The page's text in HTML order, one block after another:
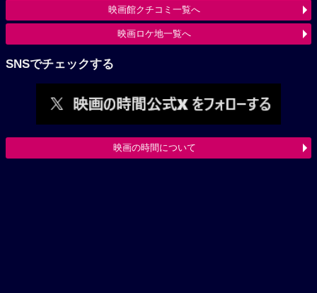
映画館クチコミ一覧へ
映画ロケ地一覧へ
SNSでチェックする
映画の時間について